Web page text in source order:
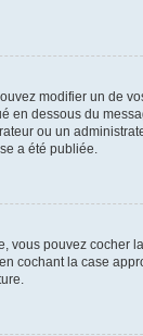
modifier un de
en dessous du
ou un
a été publiée.
vous pouvez cocher
cochant la case